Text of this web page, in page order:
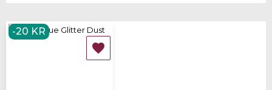
-20 KR
